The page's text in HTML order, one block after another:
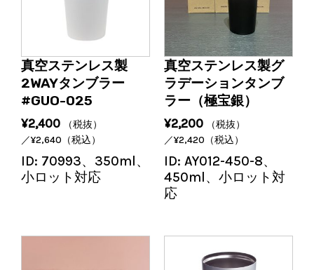
真空ステンレス製
2WAYタンブラー
#GUO-025
¥2,400
（税抜）
／¥2,640 （税込）
ID: 70993、350ml、
小ロット対応
真空ステンレス製グ
ラデーションタンブ
ラー（極宝銀）
¥2,200
（税抜）
／¥2,420 （税込）
ID: AY012-450-8、
450ml、小ロット対
応